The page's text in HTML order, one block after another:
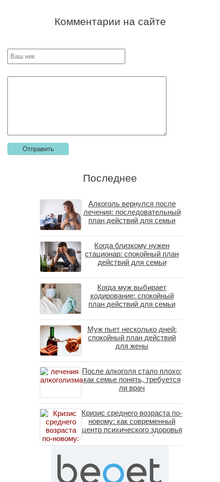
Комментарии на сайте
Последнее
Алкоголь вернулся после
лечения: последовательный
план действий для семьи
Когда близкому нужен
стационар: спокойный план
действий для семьи
Когда муж выбирает
кодирование: спокойный
план действий для семьи
Муж пьет несколько дней:
спокойный план действий
для жены
После алкоголя стало плохо:
как семье понять, требуется
ли врач
Кризис среднего возраста по-
новому: как современный
центр психического здоровья
помогает пересобрать
личность без таблеток